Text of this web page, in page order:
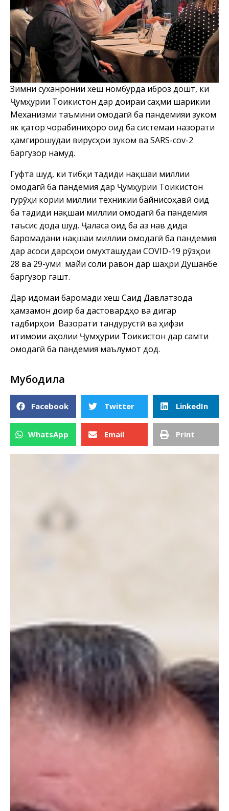
Зимни суханронии хеш номбурда иброз дошт, ки
Ҷумҳурии Тоҷикистон дар доираи саҳми шарикии
Механизми таъмини омодагӣ ба пандемияи зуком
як қатор чорабиниҳоро оид ба системаи назорати
ҳамгирошудаи вирусҳои зуком ва SARS-cov-2
баргузор намуд.
Гуфта шуд, ки тибқи таҷдиди нақшаи миллии
омодагӣ ба пандемия дар Ҷумҳурии Тоҷикистон
гурӯҳи кории миллии техникии байнисоҳавӣ оид
ба таҷдиди нақшаи миллии омодагӣ ба пандемия
таъсис дода шуд. Ҷаласа оид ба аз нав дида
баромадани нақшаи миллии омодагӣ ба пандемия
дар асоси дарсҳои омухташудаи COVID-19 рӯзҳои
28 ва 29-уми майи соли равон дар шаҳри Душанбе
баргузор гашт.
Дар идомаи баромади хеш Саид Давлатзода
ҳамзамон доир ба дастовардҳо ва дигар
тадбирҳои Вазорати тандурустӣ ва ҳифзи
иҷтимоии аҳолии Ҷумҳурии Тоҷикистон дар самти
омодагӣ ба пандемия маълумот дод.
Мубодила
Facebook Twitter LinkedIn
WhatsApp Email Print